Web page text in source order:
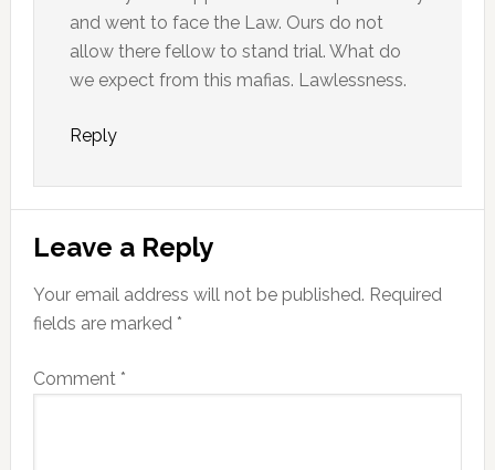
and went to face the Law. Ours do not
allow there fellow to stand trial. What do
we expect from this mafias. Lawlessness.
Reply
Leave a Reply
Your email address will not be published. Required
fields are marked *
Comment *